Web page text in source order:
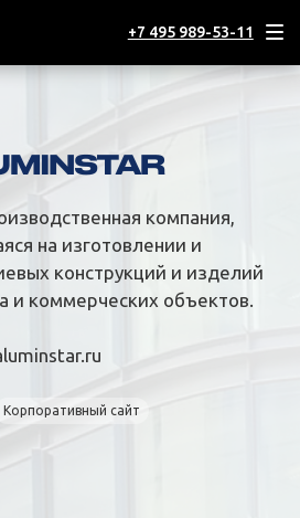
+7 495 989-53-11
компания,
на изготовлении и
конструкций и изделий
и коммерческих объектов.
Корпоративный сайт